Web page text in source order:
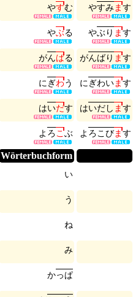
やすむ やすみます
やぶる やぶ り ます
がんばる がんばり ます
に ぎわう に ぎわいます
はいだす はいだし ます
よ ろ こぶ よ ろ こ びます
Wörterbuchform
い
う
ね
み
かっぱ